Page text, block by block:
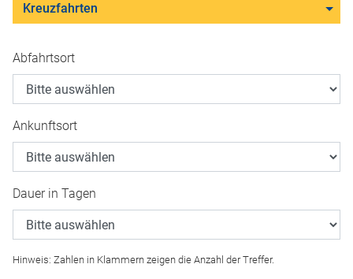
Kreuzfahrten
Abfahrtsort
Ankunftsort
Dauer in Tagen
Hinweis: Zahlen in Klammern zeigen die Anzahl der Treffer.